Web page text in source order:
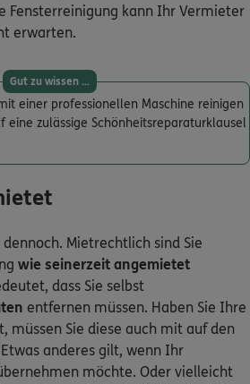
Fensterreinigung kann Ihr Vermieter
erwarten.
Gut zu wissen ...
einer professionellen Maschine reinigen
eine zulässige Schönheitsreparaturklausel
Mietrechtlich sind Sie
wie seinerzeit angemietet
dass Sie selbst
entfernen müssen. Haben Sie Ihre
müssen Sie diese auch mit auf den
anderes gilt, wenn Ihr
möchte. Oder vielleicht